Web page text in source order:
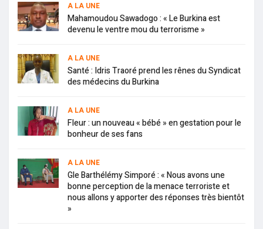
A LA UNE
Mahamoudou Sawadogo : « Le Burkina est
devenu le ventre mou du terrorisme »
A LA UNE
Santé : Idris Traoré prend les rênes du Syndicat
des médecins du Burkina
A LA UNE
Fleur : un nouveau « bébé » en gestation pour le
bonheur de ses fans
A LA UNE
Gle Barthélémy Simporé : « Nous avons une
bonne perception de la menace terroriste et
nous allons y apporter des réponses très bientôt
»